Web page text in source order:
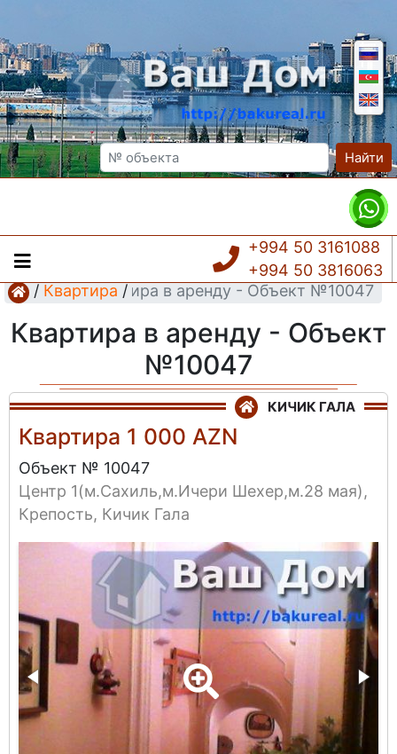
Найти
+994 50 3161088
+994 50 3816063
/ Квартира /
Квартира в аренду - Объект №10047
Квартира в аренду - Объект
№10047
КИЧИК ГАЛА
Квартира 1 000 AZN
Объект № 10047
Центр 1(м.Сахиль,м.Ичери Шехер,м.28 мая),
Крепость, Кичик Гала